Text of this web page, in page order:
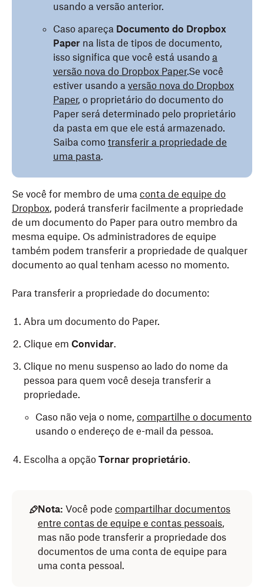
usando a versão anterior.
Caso apareça Documento do Dropbox
Paper na lista de tipos de documento,
isso significa que você está usando a
versão nova do Dropbox Paper.Se você
estiver usando a versão nova do Dropbox
Paper, o proprietário do documento do
Paper será determinado pelo proprietário
da pasta em que ele está armazenado.
Saiba como transferir a propriedade de
uma pasta.
Se você for membro de uma conta de equipe do
Dropbox, poderá transferir facilmente a propriedade
de um documento do Paper para outro membro da
mesma equipe. Os administradores de equipe
também podem transferir a propriedade de qualquer
documento ao qual tenham acesso no momento.
Para transferir a propriedade do documento:
Abra um documento do Paper.
Clique em Convidar.
Clique no menu suspenso ao lado do nome da
pessoa para quem você deseja transferir a
propriedade.
Caso não veja o nome, compartilhe o documento
usando o endereço de e-mail da pessoa.
Escolha a opção Tornar proprietário.
Nota: Você pode compartilhar documentos
entre contas de equipe e contas pessoais,
mas não pode transferir a propriedade dos
documentos de uma conta de equipe para
uma conta pessoal.